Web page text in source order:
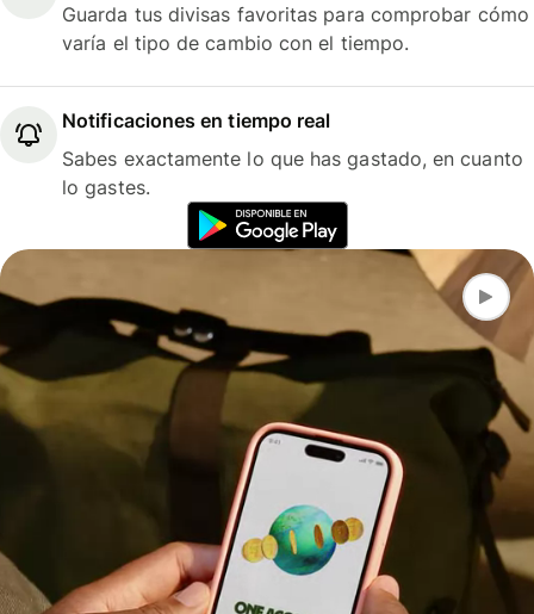
Guarda tus divisas favoritas para comprobar cómo
varía el tipo de cambio con el tiempo.
Notificaciones en tiempo real
Sabes exactamente lo que has gastado, en cuanto
lo gastes.